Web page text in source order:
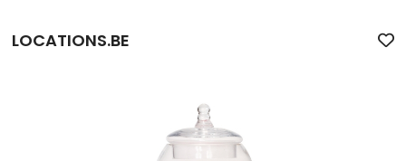
LOCATIONS.BE